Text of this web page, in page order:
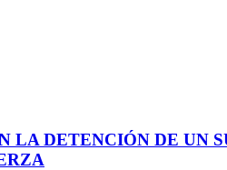
LA DETENCIÓN DE UN